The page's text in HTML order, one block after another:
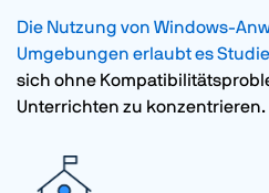
Die Nutzung von Windows-
Umgebungen erlaubt es
sich ohne
Unterrichten zu konzentrieren.